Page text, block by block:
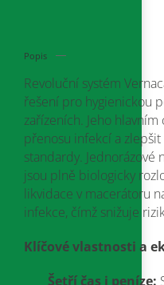
Popis
Revoluční systém
řešení pro hygienickou
zařízeních. Jeho
přenosu infekcí a zlepšit
standardy. Jednorázové
jsou plně biologicky
likvidace v macerátoru
infekce, čímž snižuje
Klíčové vlastnosti a
Šetří čas i peníze: